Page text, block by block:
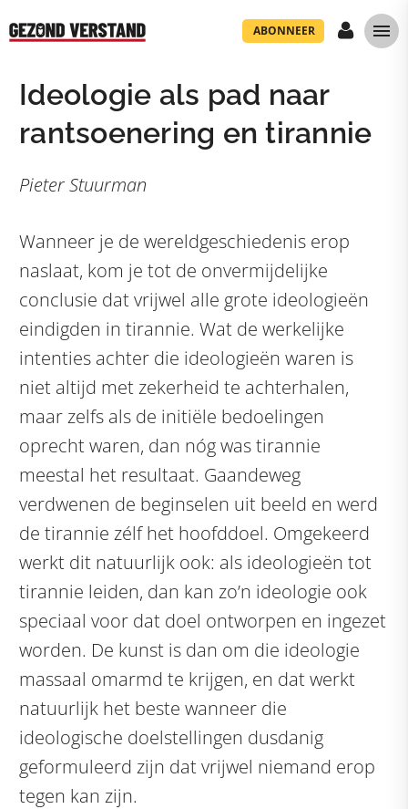
ABONNEER
Ideologie als pad naar
rantsoenering en tirannie
Pieter Stuurman
Wanneer je de wereldgeschiedenis erop
naslaat, kom je tot de onvermijdelijke
conclusie dat vrijwel alle grote ideologieën
eindigden in tirannie. Wat de werkelijke
intenties achter die ideologieën waren is
niet altijd met zekerheid te achterhalen,
maar zelfs als de initiële bedoelingen
oprecht waren, dan nóg was tirannie
meestal het resultaat. Gaandeweg
verdwenen de beginselen uit beeld en werd
de tirannie zélf het hoofddoel. Omgekeerd
werkt dit natuurlijk ook: als ideologieën tot
tirannie leiden, dan kan zo’n ideologie ook
speciaal voor dat doel ontworpen en ingezet
worden. De kunst is dan om die ideologie
massaal omarmd te krijgen, en dat werkt
natuurlijk het beste wanneer die
ideologische doelstellingen dusdanig
geformuleerd zijn dat vrijwel niemand erop
tegen kan zijn.